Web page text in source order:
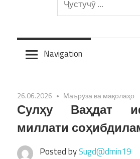
Navigation
26.06.2026 Маърӯза ва мақолаҳо
Сулҳу Ваҳдат
миллати
Posted bySugd@dmin19